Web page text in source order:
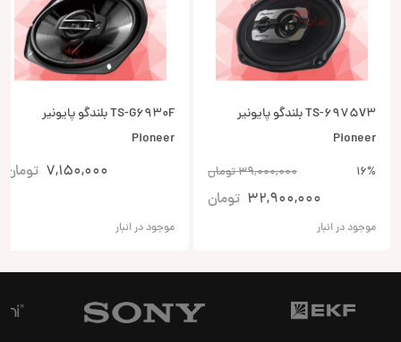
TS-6975V3 بلندگو پایونیر
Pioneer
16%
39,000,000تومان
32,900,000 تومان
موجود در انبار
TS-G6930F بلندگو پایونیر
Pioneer
7,150,000 تومان
موجود در انبار